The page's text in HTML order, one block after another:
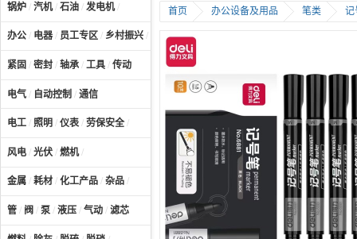
锅炉 / 汽机/ 石油 / 发电机/
办公 / 电器 / 员工专区 / 乡村振兴 / 计算机及配件
紧固 / 密封 / 轴承 / 工具 / 传动
电气 / 自动控制 / 通信
电工 / 照明 / 仪表 / 劳保安全 /
风电 / 光伏 / 燃机/
金属 / 耗材 / 化工产品 / 杂品 /
管 / 阀 / 泵 / 液压 / 气动 / 滤芯
首页 办公设备及用品 笔类 记